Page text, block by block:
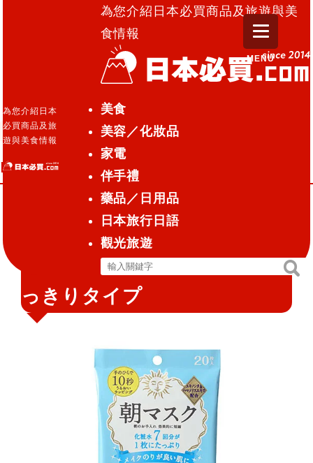
為您介紹日本
必買商品及旅
遊與美食情報
為您介紹日本必買商品及旅遊與美
食情報
美食
美容／化妝品
家電
伴手禮
藥品／日用品
日本旅行日語
觀光旅遊
搜
關
字:
搜
MENU
美容／化妝品 藥妝店化妝品
mandom 清爽型早晨臉用濕巾
mandom 清爽型早晨臉用濕
巾 マンダム 朝マスク す
っきりタイプ